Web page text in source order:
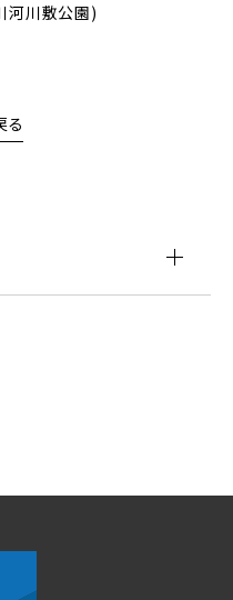
河川敷公園)
る